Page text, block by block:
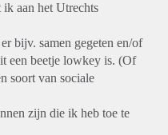
aan het Utrechts
bijv. samen gegeten en/of
een beetje lowkey is. (Of
soort van sociale
zijn die ik heb toe te